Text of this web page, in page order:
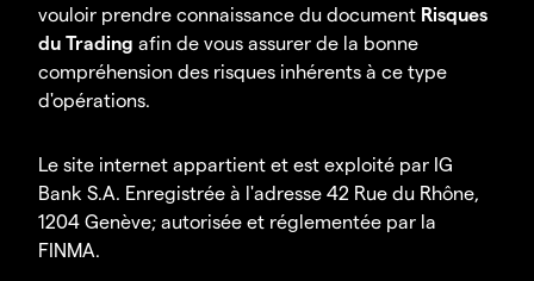
vouloir prendre connaissance du document Risques
du Trading afin de vous assurer de la bonne
compréhension des risques inhérents à ce type
d'opérations.
Le site internet appartient et est exploité par IG
Bank S.A. Enregistrée à l'adresse 42 Rue du Rhône,
1204 Genève; autorisée et réglementée par la
FINMA.